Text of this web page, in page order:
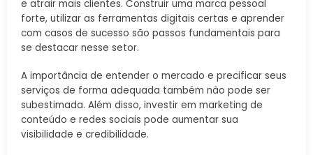
e atrair mais clientes. Construir uma marca pessoal
forte, utilizar as ferramentas digitais certas e aprender
com casos de sucesso são passos fundamentais para
se destacar nesse setor.
A importância de entender o mercado e precificar seus
serviços de forma adequada também não pode ser
subestimada. Além disso, investir em marketing de
conteúdo e redes sociais pode aumentar sua
visibilidade e credibilidade.